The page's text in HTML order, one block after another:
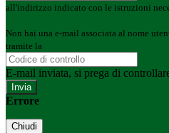
all'indirizzo indicato con le istruzioni
Non hai una e-mail associata al nome
tramite la
E-mail inviata, si prega di
Errore
Chiudi